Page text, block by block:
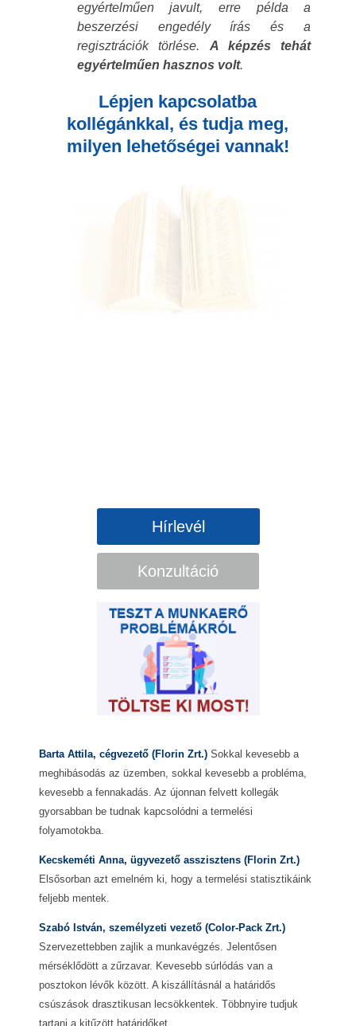
egyértelműen javult, erre példa a
beszerzési engedély írás és a
regisztrációk törlése. A képzés tehát
egyértelműen hasznos volt.
Lépjen kapcsolatba
kollégánkkal, és tudja meg,
milyen lehetőségei vannak!
Hírlevél
Konzultáció
Barta Attila, cégvezető (Florin Zrt.) Sokkal kevesebb a
meghibásodás az üzemben, sokkal kevesebb a probléma,
kevesebb a fennakadás. Az újonnan felvett kollegák
gyorsabban be tudnak kapcsolódni a termelési
folyamotokba.
Kecskeméti Anna, ügyvezető asszisztens (Florin Zrt.)
Elsősorban azt emelném ki, hogy a termelési statisztikáink
feljebb mentek.
Szabó István, személyzeti vezető (Color-Pack Zrt.)
Szervezettebben zajlik a munkavégzés. Jelentősen
mérséklődött a zűrzavar. Kevesebb súrlódás van a
posztokon lévők között. A kiszállításnál a határidős
csúszások drasztikusan lecsökkentek. Többnyire tudjuk
tartani a kitűzött határidőket.